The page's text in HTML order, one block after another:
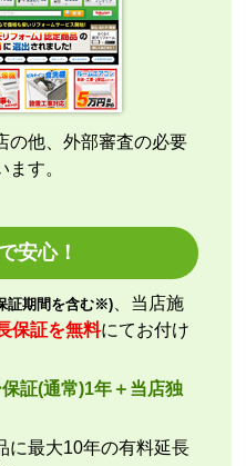
けいただくようご依頼。
何度かメールをさせてい
安心して購入させていた
ましたか？
でしたか？
たか？
したか？
ですか？
の他、外部審査の必要
す。
安心！
証期間を含む※) 、当店施
保証を無料にてお付け
証(通常)1年＋当店独
に最大10年の有料延長